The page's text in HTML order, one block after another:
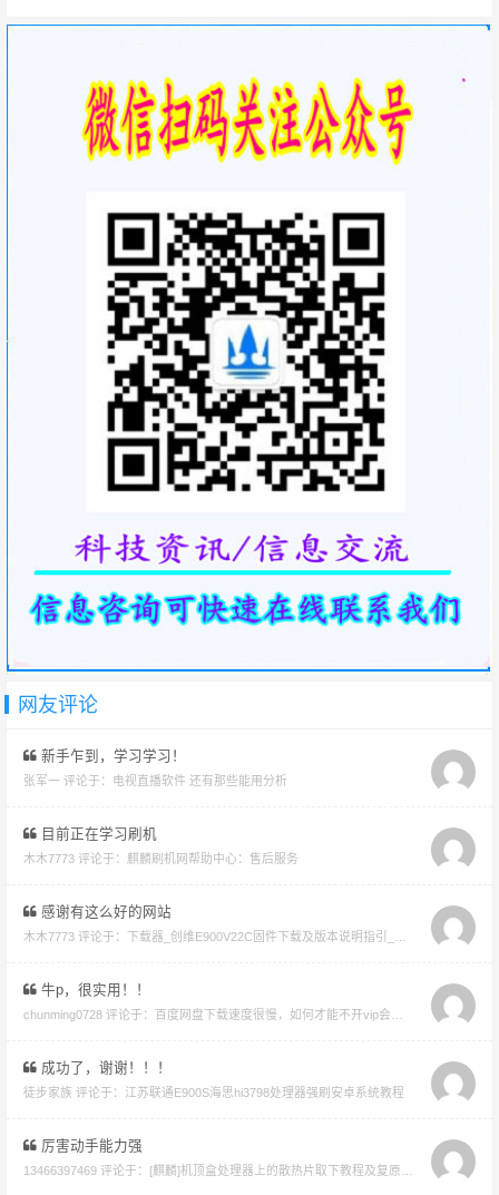
网友评论
新手乍到，学习学习！
张军一 评论于： 电视直播软件 还有那些能用分析
目前正在学习刷机
木木7773 评论于： 麒麟刷机网帮助中心：售后服务
感谢有这么好的网站
木木7773 评论于： 下载器_创维E900V22C固件下载及版本说明指引_看好在下载避免刷成砖
牛p，很实用！！
chunming0728 评论于： 百度网盘下载速度很慢，如何才能不开vip会员就能享受高速下载的教程
成功了，谢谢！！！
徒步家族 评论于： 江苏联通E900S海思hi3798处理器强刷安卓系统教程
厉害动手能力强
13466397469 评论于： [麒麟]机顶盒处理器上的散热片取下教程及复原教程